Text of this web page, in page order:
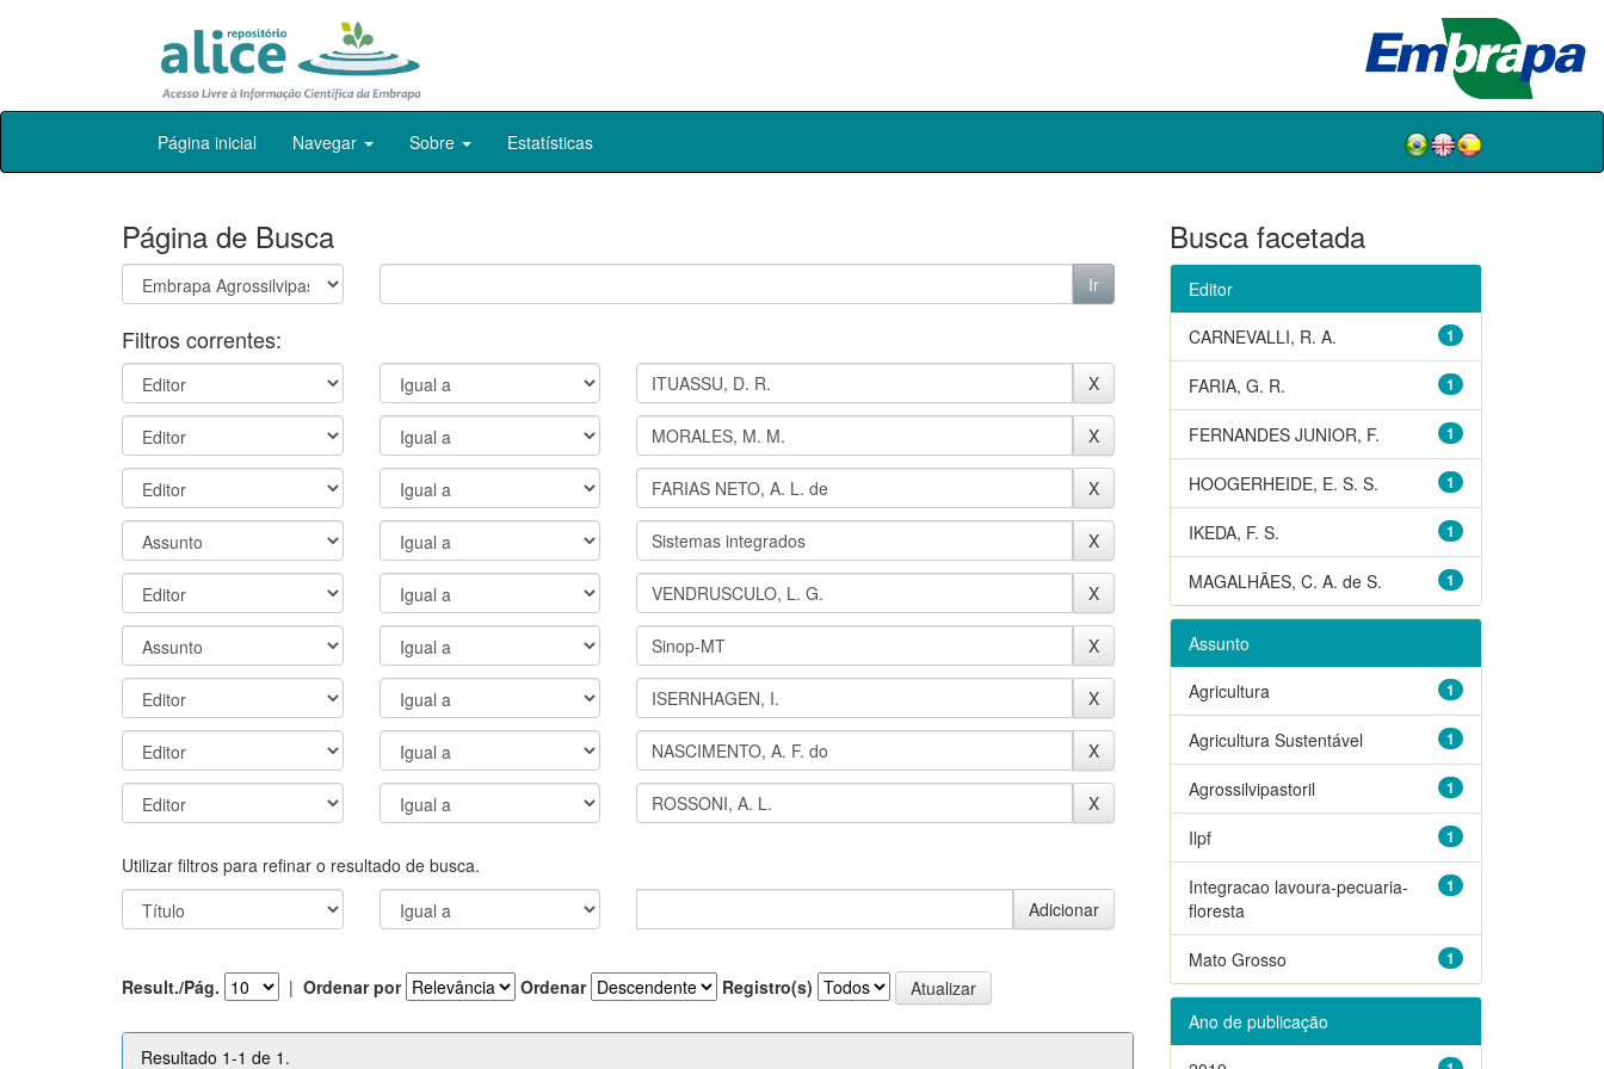
Skip
Página inicial Navegar Sobre Estatísticas
Página de Busca
Filtros correntes:
Utilizar filtros para refinar o resultado de busca.
Result./Pág. | Ordenar por Ordenar Registro(s)
Resultado 1-1 de 1.
Busca facetada
Editor
1
CARNEVALLI, R. A.
1
FARIA, G. R.
1
FERNANDES JUNIOR, F.
1
HOOGERHEIDE, E. S. S.
1
IKEDA, F. S.
1
MAGALHÃES, C. A. de S.
Assunto
1
Agricultura
1
Agricultura Sustentável
1
Agrossilvipastoril
1
Ilpf
1
Integracao lavoura-pecuaria-
floresta
1
Mato Grosso
Ano de publicação